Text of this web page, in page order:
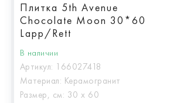
Плитка 5th Avenue
Chocolate Moon 30*60
Lapp/Rett
В наличии
Артикул: 166027418
Материал: Керамогранит
Размер, см: 30 х 60